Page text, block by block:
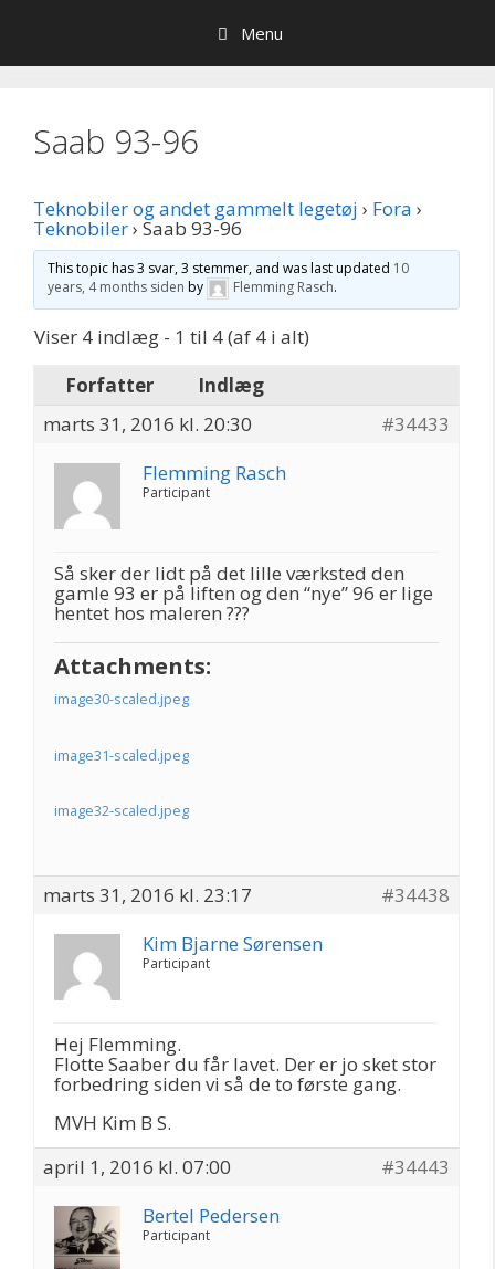
indhold
Menu
Saab 93-96
Teknobiler og andet gammelt legetøj › Fora ›
Teknobiler› Saab 93-96
This topic has 3 svar, 3 stemmer, and was last updated 10
years, 4 months siden by Flemming Rasch.
Viser 4 indlæg - 1 til 4 (af 4 i alt)
Forfatter
Indlæg
marts 31, 2016 kl. 20:30
#34433
Flemming Rasch
Participant
Så sker der lidt på det lille værksted den
gamle 93 er på liften og den “nye” 96 er lige
hentet hos maleren ???
Attachments:
image30-scaled.jpeg
image31-scaled.jpeg
image32-scaled.jpeg
marts 31, 2016 kl. 23:17
#34438
Kim Bjarne Sørensen
Participant
Hej Flemming.
Flotte Saaber du får lavet. Der er jo sket stor
forbedring siden vi så de to første gang.
MVH Kim B S.
april 1, 2016 kl. 07:00
#34443
Bertel Pedersen
Participant